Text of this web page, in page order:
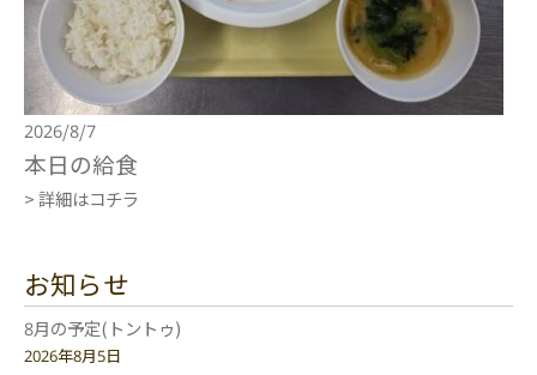
2026/8/7
本日の給食
> 詳細はコチラ
お知らせ
8月の予定(トントゥ)
2026年8月5日